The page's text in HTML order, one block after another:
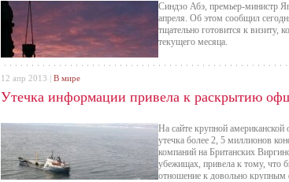
Синдзо Абэ, премьер-министр
апреля. Об этом сообщил
тщательно готовится к визиту,
текущего месяца.
Утечка информации привела к раскрытию
На сайте крупной американской
утечка более 2, 5 миллионов
компаний на Британских
убежищах, привела к тому, что
отношение к довольно крупным
12 апр 2013 | В мире